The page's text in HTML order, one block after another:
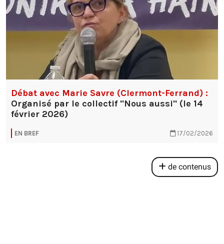
Débat avec Marie Savre (Clermont-Ferrand) :
Organisé par le collectif "Nous aussi" (le 14
février 2026)
EN BREF 17/02/2026
de contenus